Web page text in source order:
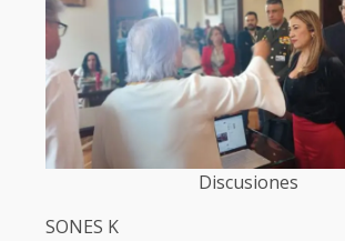
Discusiones
SONES K